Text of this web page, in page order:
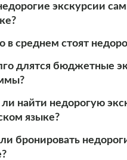
экскурсии
в среднем стоят
длятся бюджетные
найти недорогую
языке?
бронировать